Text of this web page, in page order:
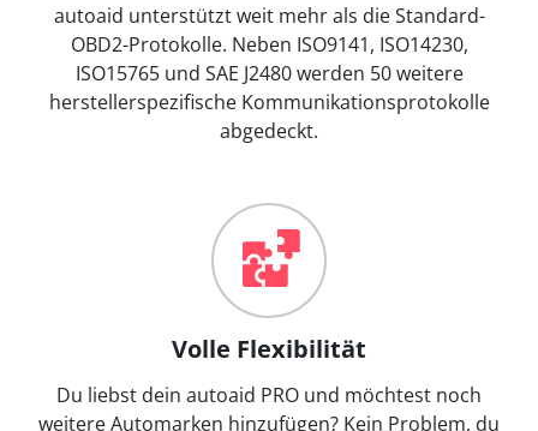
autoaid unterstützt weit mehr als die Standard-
OBD2-Protokolle. Neben ISO9141, ISO14230,
ISO15765 und SAE J2480 werden 50 weitere
herstellerspezifische Kommunikationsprotokolle
abgedeckt.
Volle Flexibilität
Du liebst dein autoaid PRO und möchtest noch
weitere Automarken hinzufügen? Kein Problem, du